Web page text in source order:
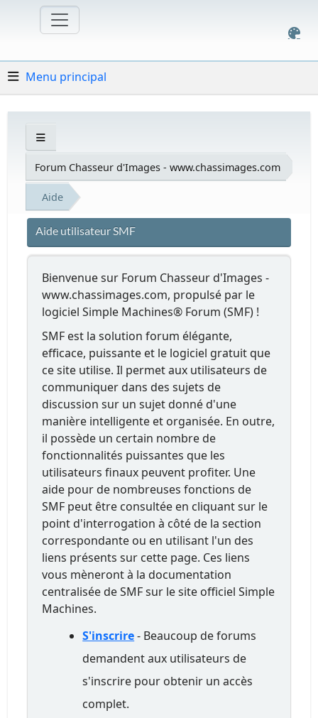
Menu principal
Forum Chasseur d'Images - www.chassimages.com
Aide
Aide utilisateur SMF
Bienvenue sur Forum Chasseur d'Images -
www.chassimages.com, propulsé par le
logiciel Simple Machines® Forum (SMF) !
SMF est la solution forum élégante,
efficace, puissante et le logiciel gratuit que
ce site utilise. Il permet aux utilisateurs de
communiquer dans des sujets de
discussion sur un sujet donné d'une
manière intelligente et organisée. En outre,
il possède un certain nombre de
fonctionnalités puissantes que les
utilisateurs finaux peuvent profiter. Une
aide pour de nombreuses fonctions de
SMF peut être consultée en cliquant sur le
point d'interrogation à côté de la section
correspondante ou en utilisant l'un des
liens présents sur cette page. Ces liens
vous mèneront à la documentation
centralisée de SMF sur le site officiel Simple
Machines.
S'inscrire- Beaucoup de forums
demandent aux utilisateurs de
s'inscrire pour obtenir un accès
complet.